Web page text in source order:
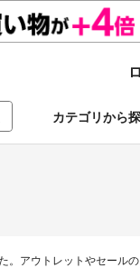
カテゴリから
アウトレットやセール